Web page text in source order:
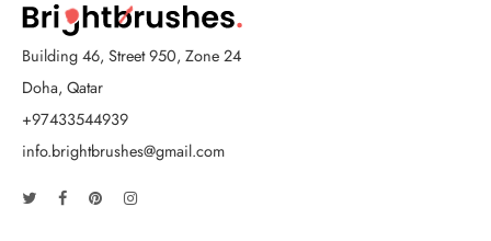
Building 46, Street 950, Zone 24
Doha, Qatar
+97433544939
info.brightbrushes@gmail.com